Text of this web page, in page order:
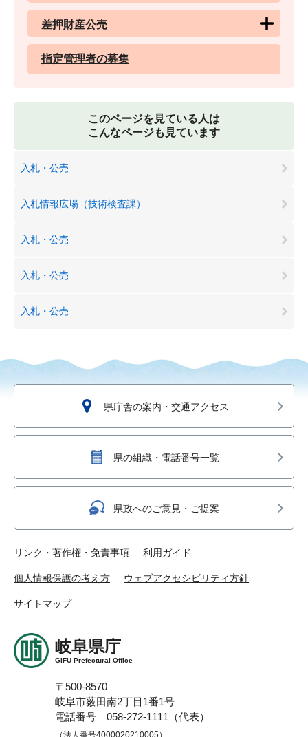
差押財産公売
指定管理者の募集
このページを見ている人は
こんなページも見ています
入札・公売
入札情報広場（技術検査課）
入札・公売
入札・公売
入札・公売
県庁舎の案内・交通アクセス
県の組織・電話番号一覧
県政へのご意見・ご提案
リンク・著作権・免責事項 利用ガイド
個人情報保護の考え方 ウェブアクセシビリティ方針
サイトマップ
岐阜県庁
GIFU Prefectural Office
〒500-8570
岐阜市薮田南2丁目1番1号
電話番号 058-272-1111（代表）
（法人番号4000020210005）